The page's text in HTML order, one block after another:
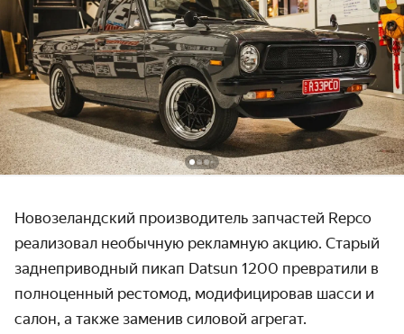
Новозеландский производитель запчастей Repco
реализовал необычную рекламную акцию. Старый
заднеприводный пикап Datsun 1200 превратили в
полноценный рестомод, модифицировав шасси и
салон, а также заменив силовой агрегат.